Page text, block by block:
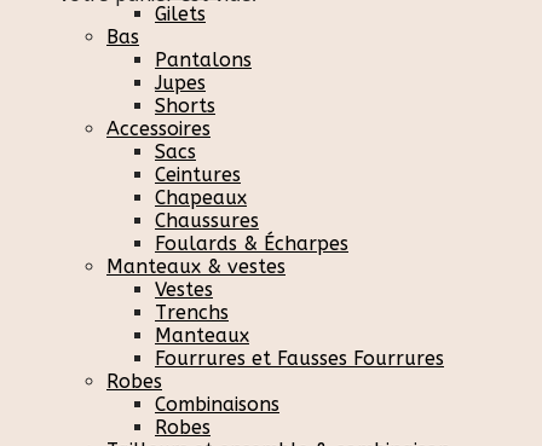
Gilets
Bas
Pantalons
Jupes
Shorts
Accessoires
Sacs
Ceintures
Chapeaux
Chaussures
Foulards & Écharpes
Manteaux & vestes
Vestes
Trenchs
Manteaux
Fourrures et Fausses Fourrures
Robes
Combinaisons
Robes